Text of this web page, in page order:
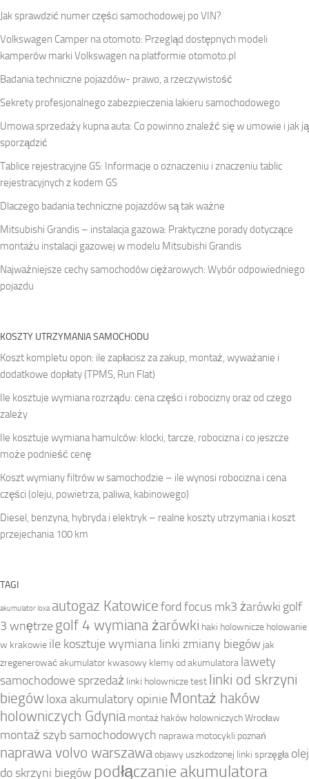
Jak sprawdzić numer części samochodowej po VIN?
Volkswagen Camper na otomoto: Przegląd dostępnych modeli
kamperów marki Volkswagen na platformie otomoto.pl
Badania techniczne pojazdów- prawo, a rzeczywistość
Sekrety profesjonalnego zabezpieczenia lakieru samochodowego
Umowa sprzedaży kupna auta: Co powinno znaleźć się w umowie i jak ją
sporządzić
Tablice rejestracyjne GS: Informacje o oznaczeniu i znaczeniu tablic
rejestracyjnych z kodem GS
Dlaczego badania techniczne pojazdów są tak ważne
Mitsubishi Grandis – instalacja gazowa: Praktyczne porady dotyczące
montażu instalacji gazowej w modelu Mitsubishi Grandis
Najważniejsze cechy samochodów ciężarowych: Wybór odpowiedniego
pojazdu
KOSZTY UTRZYMANIA SAMOCHODU
Koszt kompletu opon: ile zapłacisz za zakup, montaż, wyważanie i
dodatkowe dopłaty (TPMS, Run Flat)
Ile kosztuje wymiana rozrządu: cena części i robocizny oraz od czego
zależy
Ile kosztuje wymiana hamulców: klocki, tarcze, robocizna i co jeszcze
może podnieść cenę
Koszt wymiany filtrów w samochodzie – ile wynosi robocizna i cena
części (oleju, powietrza, paliwa, kabinowego)
Diesel, benzyna, hybryda i elektryk – realne koszty utrzymania i koszt
przejechania 100 km
TAGI
akumulator loxa autogaz Katowiceford focus mk3 żarówki golf
3 wnętrzegolf 4 wymiana żarówki haki holownicze holowanie
w krakowie ile kosztuje wymiana linki zmiany biegów jak
zregenerować akumulator kwasowy klemy od akumulatora lawety
samochodowe sprzedaż linki holownicze test linki od skrzyni
biegów loxa akumulatory opinieMontaż haków
holowniczych Gdynia montaż haków holowniczych Wrocław
montaż szyb samochodowych naprawa motocykli poznań
naprawa volvo warszawaobjawy uszkodzonej linki sprzęgła olej
do skrzyni biegów podłączanie akumulatora